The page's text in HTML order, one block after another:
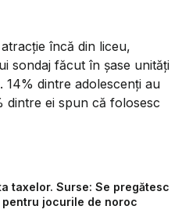
încă din liceu,
sondaj făcut în șase unități
14% dintre adolescenți au
dintre ei spun că folosesc
taxelor. Surse: Se pregătesc
jocurile de noroc